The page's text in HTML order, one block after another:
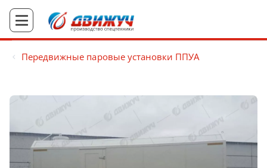
Передвижные паровые установки ППУА